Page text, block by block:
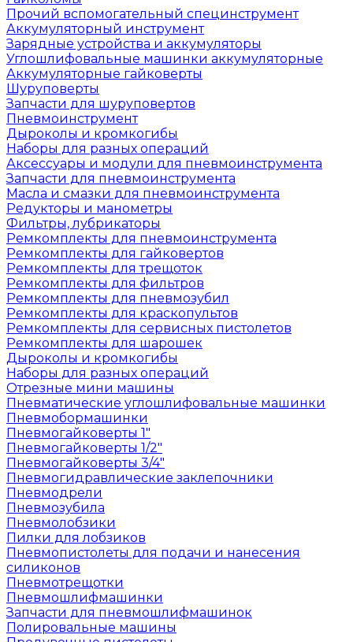
Прочий вспомогательный специнструмент
Аккумуляторный инструмент
Зарядные устройства и аккумуляторы
Углошлифовальные машинки аккумуляторные
Аккумуляторные гайковерты
Шуруповерты
Запчасти для шуруповертов
Пневмоинструмент
Дыроколы и кромкогибы
Наборы для разных операций
Аксессуары и модули для пневмоинструмента
Запчасти для пневмоинструмента
Масла и смазки для пневмоинструмента
Редукторы и манометры
Фильтры, лубрикаторы
Ремкомплекты для пневмоинструмента
Ремкомплекты для гайковертов
Ремкомплекты для трещоток
Ремкомплекты для фильтров
Ремкомплекты для пневмозубил
Ремкомплекты для краскопультов
Ремкомплекты для сервисных пистолетов
Ремкомплекты для шарошек
Дыроколы и кромкогибы
Наборы для разных операций
Отрезные мини машины
Пневматические углошлифовальные машинки
Пневмобормашинки
Пневмогайковерты 1"
Пневмогайковерты 1/2"
Пневмогайковерты 3/4"
Пневмогидравлические заклепочники
Пневмодрели
Пневмозубила
Пневмолобзики
Пилки для лобзиков
Пневмопистолеты для подачи и нанесения
силиконов
Пневмотрещотки
Пневмошлифмашинки
Запчасти для пневмошлифмашинок
Полировальные машины